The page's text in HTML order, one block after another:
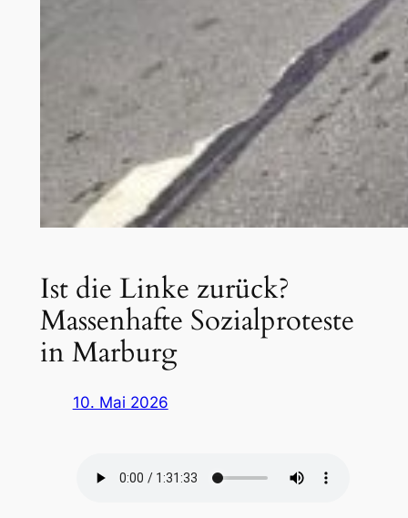
Ist die Linke zurück?
Massenhafte Sozialproteste
in Marburg
10. Mai 2026